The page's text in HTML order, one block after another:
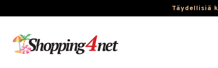
Täydellisiä